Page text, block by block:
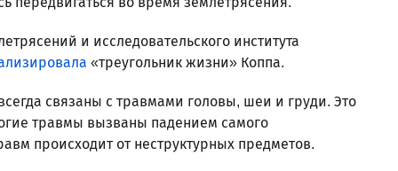
и исследовательского института
«треугольник жизни» Коппа.
связаны с травмами головы, шеи и груди. Это
травмы вызваны падением самого
происходит от неструктурных предметов.